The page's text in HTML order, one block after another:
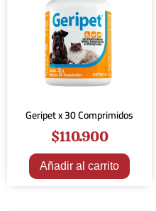
Geripet x 30 Comprimidos
$110.900
Añadir al carrito